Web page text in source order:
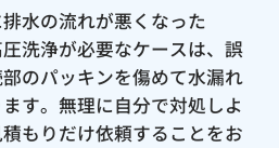
水の流れが悪くなった
洗浄が必要なケースは、誤
のパッキンを傷めて水漏れ
す。無理に自分で対処しよ
もりだけ依頼することをお